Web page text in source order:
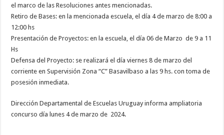
el marco de las Resoluciones antes mencionadas.
Retiro de Bases: en la mencionada escuela, el día 4 de marzo de 8:00 a
12:00 hs
Presentación de Proyectos: en la escuela, el día 06 de Marzo de 9 a 11
Hs
Defensa del Proyecto: se realizará el día viernes 8 de marzo del
corriente en Supervisión Zona “C” Basavilbaso a las 9 hs. con toma de
posesión inmediata.
Dirección Departamental de Escuelas Uruguay informa ampliatoria
concurso día lunes 4 de marzo de 2024.